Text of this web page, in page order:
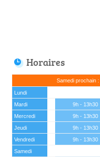
Horaires
Samedi prochain :
Lundi
Mardi
9h - 13h30
Mercredi
9h - 13h30
Jeudi
9h - 13h30
Vendredi
9h - 13h30
Samedi